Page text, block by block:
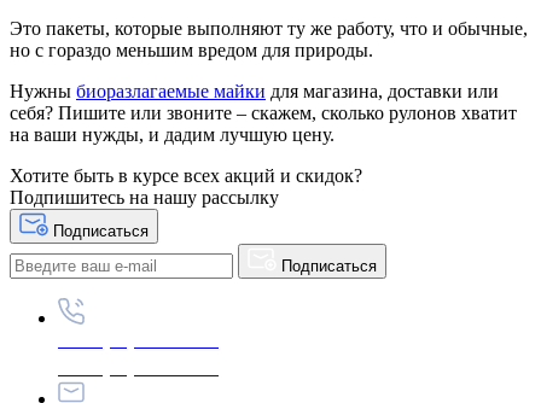
Это пакеты, которые выполняют ту же работу, что и обычные,
но с гораздо меньшим вредом для природы.
Нужны биоразлагаемые майки для магазина, доставки или
себя? Пишите или звоните – скажем, сколько рулонов хватит
на ваши нужды, и дадим лучшую цену.
Хотите быть в курсе всех акций и скидок?
Подпишитесь на нашу рассылку
Подписаться
Подписаться